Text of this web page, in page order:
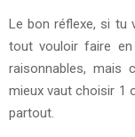
Le bon réflexe, si tu
tout vouloir faire
raisonnables, mais
mieux vaut choisir 1
partout.